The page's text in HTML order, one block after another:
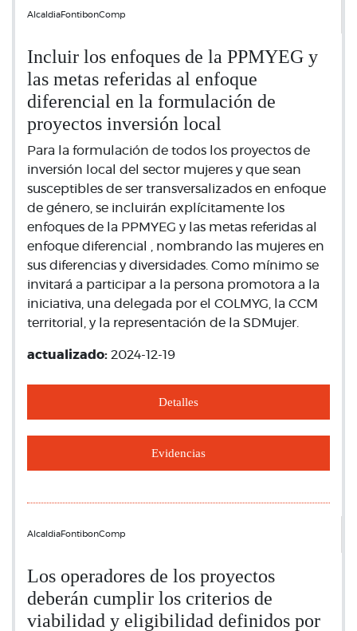
AlcaldiaFontibonComp
Incluir los enfoques de la PPMYEG y
las metas referidas al enfoque
diferencial en la formulación de
proyectos inversión local
Para la formulación de todos los proyectos de
inversión local del sector mujeres y que sean
susceptibles de ser transversalizados en enfoque
de género, se incluirán explícitamente los
enfoques de la PPMYEG y las metas referidas al
enfoque diferencial , nombrando las mujeres en
sus diferencias y diversidades. Como mínimo se
invitará a participar a la persona promotora a la
iniciativa, una delegada por el COLMYG, la CCM
territorial, y la representación de la SDMujer.
actualizado: 2024-12-19
Detalles
Evidencias
AlcaldiaFontibonComp
Los operadores de los proyectos
deberán cumplir los criterios de
viabilidad y eligibilidad definidos por